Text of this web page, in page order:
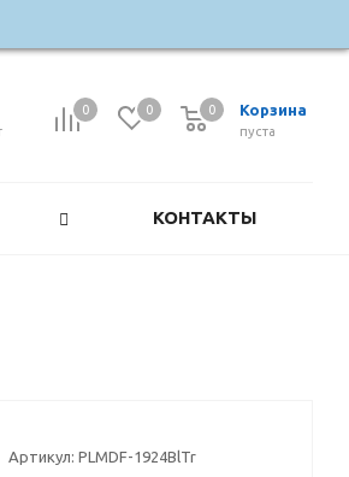
0 0 Корзина
0
пуста
0
КОНТАКТЫ
Артикул: PLMDF-1924BlTr